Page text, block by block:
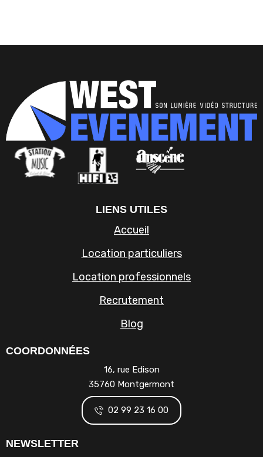
LIENS UTILES
Accueil
Location particuliers
Location professionnels
Recrutement
Blog
COORDONNÉES
16, rue Edison
35760 Montgermont
02 99 23 16 00
NEWSLETTER